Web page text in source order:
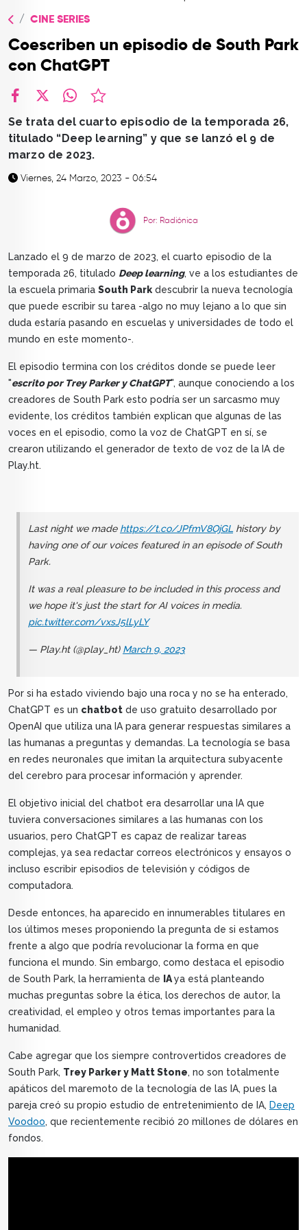
CONTACTO
CINE SERIES
Coescriben un episodio de South Park
con ChatGPT
Se trata del cuarto episodio de la temporada 26,
titulado “Deep learning” y que se lanzó el 9 de
marzo de 2023.
Viernes, 24 Marzo, 2023 - 06:54
Por: Radiónica
Lanzado el 9 de marzo de 2023, el cuarto episodio de la
temporada 26, titulado Deep learning, ve a los estudiantes de
la escuela primaria South Parkdescubrir la nueva tecnología
que puede escribir su tarea -algo no muy lejano a lo que sin
duda estaría pasando en escuelas y universidades de todo el
mundo en este momento-.
El episodio termina con los créditos donde se puede leer
"escrito por Trey Parker y ChatGPT", aunque conociendo a los
creadores de South Park esto podría ser un sarcasmo muy
evidente, los créditos también explican que algunas de las
voces en el episodio, como la voz de ChatGPT en sí, se
crearon utilizando el generador de texto de voz de la IA de
Play.ht.
Last night we made https://t.co/JPfmV8OjGLhistory by
having one of our voices featured in an episode of South
Park.
It was a real pleasure to be included in this process and
we hope it's just the start for AI voices in media.
pic.twitter.com/vxsJ5lLyLY
— Play.ht (@play_ht) March 9, 2023
Por si ha estado viviendo bajo una roca y no se ha enterado,
ChatGPT es un chatbot de uso gratuito desarrollado por
OpenAI que utiliza una IA para generar respuestas similares a
las humanas a preguntas y demandas. La tecnología se basa
en redes neuronales que imitan la arquitectura subyacente
del cerebro para procesar información y aprender.
El objetivo inicial del chatbot era desarrollar una IA que
tuviera conversaciones similares a las humanas con los
usuarios, pero ChatGPT es capaz de realizar tareas
complejas, ya sea redactar correos electrónicos y ensayos o
incluso escribir episodios de televisión y códigos de
computadora.
Desde entonces, ha aparecido en innumerables titulares en
los últimos meses proponiendo la pregunta de si estamos
frente a algo que podría revolucionar la forma en que
funciona el mundo. Sin embargo, como destaca el episodio
de South Park, la herramienta de IAya está planteando
muchas preguntas sobre la ética, los derechos de autor, la
creatividad, el empleo y otros temas importantes para la
humanidad.
Cabe agregar que los siempre controvertidos creadores de
South Park, Trey Parker y Matt Stone, no son totalmente
apáticos del maremoto de la tecnología de las IA, pues la
pareja creó su propio estudio de entretenimiento de IA, Deep
Voodoo, que recientemente recibió 20 millones de dólares en
fondos.